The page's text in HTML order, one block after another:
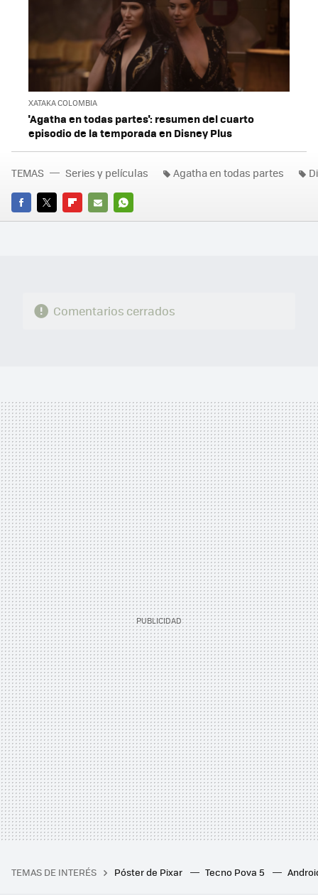
XATAKA COLOMBIA
'Agatha en todas partes': resumen del cuarto
episodio de la temporada en Disney Plus
FACEBOOK
TWITTERFLIPBOARD
E-
WHATSAPP
TEMAS Series y películas Agatha en todas partes
Comentarios cerrados
TEMAS DE INTERÉS Póster de Pixar Tecno Pova 5